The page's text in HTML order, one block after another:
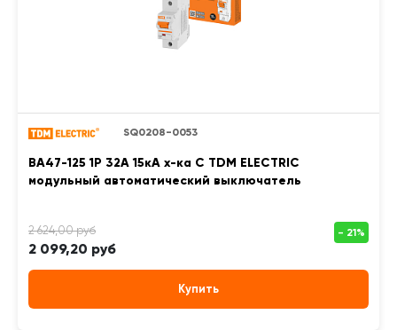
SQ0208-0053
ВА47-125 1Р 32А 15кА х-ка С TDM ELECTRIC
модульный автоматический выключатель
2 099,20 руб
Купить